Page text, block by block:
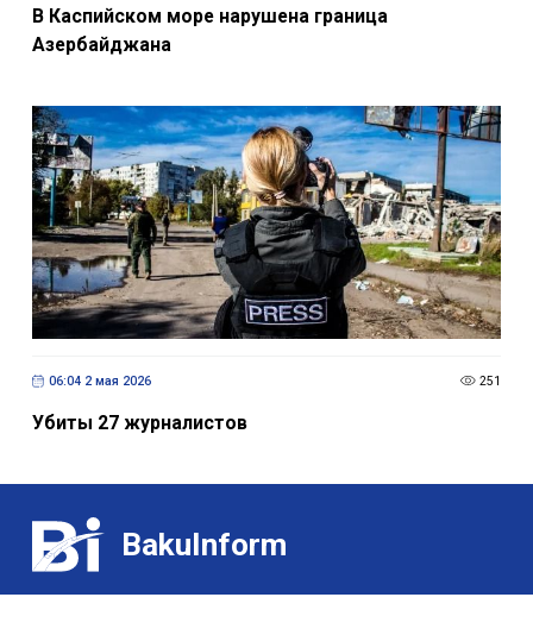
В Каспийском море нарушена граница
Азербайджана
06:04 2 мая 2026 251
Убиты 27 журналистов
BakuInform